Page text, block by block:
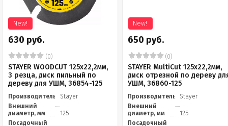
630 руб.
New!
(0)
STAYER WOODCUT 125х22,2мм,
3 резца, диск пильный по
дереву для УШМ, 36854-125
Производитель
Stayer
Внешний
диаметр, мм
125
Посадочный
650 руб.
New!
(0)
STAYER MultiCut 125х22,2мм,
диск отрезной по дереву
УШМ, 36860-125
Производитель
Stayer
Внешний
диаметр, мм
125
Посадочный